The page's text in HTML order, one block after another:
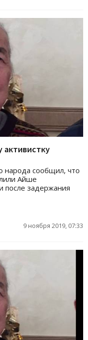
народа сообщил, что
Айше
после задержания
9 ноября 2019, 07:33